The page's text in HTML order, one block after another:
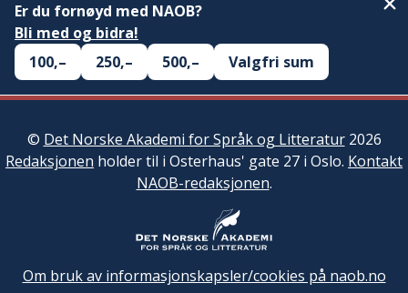
Er du fornøyd med NAOB?
Bli med og bidra!
100,–
250,– 500,– Valgfri sum
© Det Norske Akademi for Språk og Litteratur2026
Redaksjonen holder til i Osterhaus' gate 27 i Oslo. Kontakt
NAOB-redaksjonen.
Om bruk av informasjonskapsler/cookies på naob.no